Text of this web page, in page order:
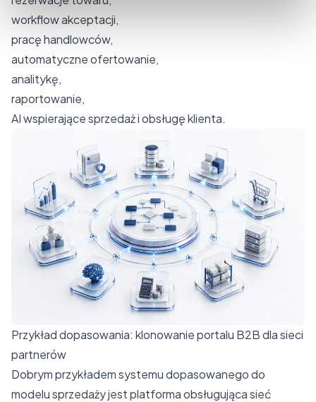
workflow akceptacji,
pracę handlowców,
automatyczne ofertowanie,
analitykę,
raportowanie,
AI wspierające sprzedaż i obsługę klienta.
Przykład dopasowania: klonowanie portalu B2B dla sieci
partnerów
Dobrym przykładem systemu dopasowanego do
modelu sprzedaży jest platforma obsługująca sieć